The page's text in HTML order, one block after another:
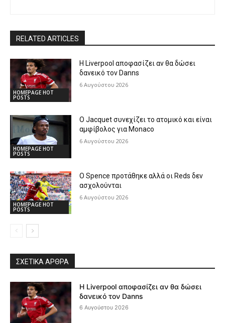
RELATED ARTICLES
HOMEPAGE HOT
POSTS
Η Liverpool αποφασίζει αν θα δώσει
δανεικό τον Danns
6 Αυγούστου 2026
HOMEPAGE HOT
POSTS
Ο Jacquet συνεχίζει το ατομικό και είναι
αμφίβολος για Monaco
6 Αυγούστου 2026
HOMEPAGE HOT
POSTS
Ο Spence προτάθηκε αλλά οι Reds δεν
ασχολούνται
6 Αυγούστου 2026
ΣΧΕΤΙΚΆ ΆΡΘΡΑ
Η Liverpool αποφασίζει αν θα δώσει
δανεικό τον Danns
6 Αυγούστου 2026